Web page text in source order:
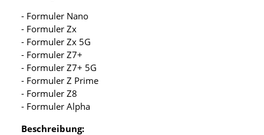
- Formuler Nano
- Formuler Zx
- Formuler Zx 5G
- Formuler Z7+
- Formuler Z7+ 5G
- Formuler Z Prime
- Formuler Z8
- Formuler Alpha
Beschreibung: